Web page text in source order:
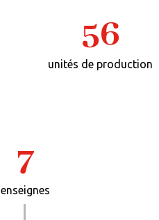
56
unités de production
7
enseignes